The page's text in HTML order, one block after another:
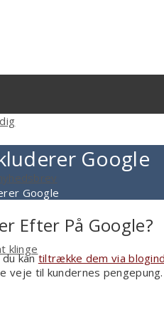
klinge
Google
Google
Efter På Google?
du kantiltrække dem via
veje til kundernes